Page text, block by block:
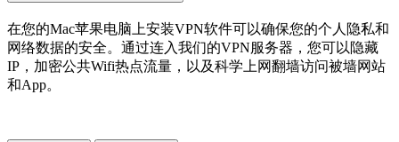
在您的Mac苹果电脑上安装VPN软件可以确保您的个人隐私和
网络数据的安全。通过连入我们的VPN服务器，您可以隐藏
IP，加密公共Wifi热点流量，以及科学上网翻墙访问被墙网站
和App。